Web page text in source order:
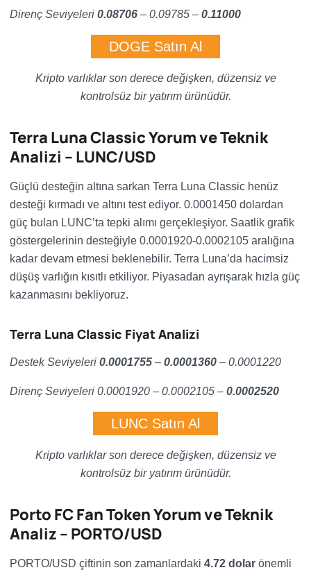
Direnç Seviyeleri 0.08706 – 0.09785 – 0.11000
DOGE Satın Al
Kripto varlıklar son derece değişken, düzensiz ve
kontrolsüz bir yatırım ürünüdür.
Terra Luna Classic Yorum ve Teknik
Analizi – LUNC/USD
Güçlü desteğin altına sarkan Terra Luna Classic henüz
desteği kırmadı ve altını test ediyor. 0.0001450 dolardan
güç bulan LUNC’ta tepki alımı gerçekleşiyor. Saatlik grafik
göstergelerinin desteğiyle 0.0001920-0.0002105 aralığına
kadar devam etmesi beklenebilir. Terra Luna’da hacimsiz
düşüş varlığın kısıtlı etkiliyor. Piyasadan ayrışarak hızla güç
kazanmasını bekliyoruz.
Terra Luna Classic Fiyat Analizi
Destek Seviyeleri 0.0001755 – 0.0001360 – 0.0001220
Direnç Seviyeleri 0.0001920 – 0.0002105 – 0.0002520
LUNC Satın Al
Kripto varlıklar son derece değişken, düzensiz ve
kontrolsüz bir yatırım ürünüdür.
Porto FC Fan Token Yorum ve Teknik
Analiz – PORTO/USD
PORTO/USD çiftinin son zamanlardaki 4.72 dolar önemli